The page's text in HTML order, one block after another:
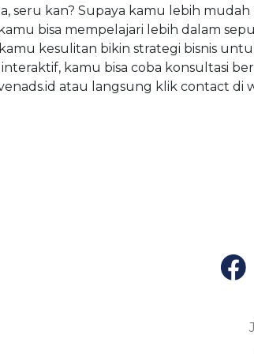
seru kan? Supaya kamu lebih
bisa mempelajari lebih dalam
kesulitan bikin strategi bisnis
kamu bisa coba konsultasi
atau langsung klik contact di